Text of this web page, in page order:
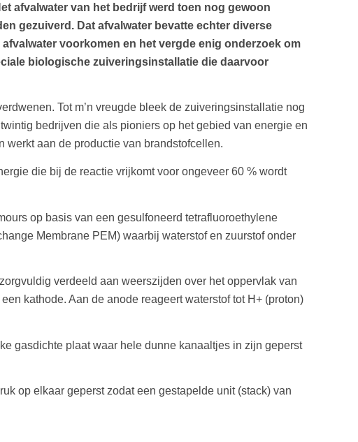
afvalwater van het bedrijf werd toen nog gewoon
gezuiverd. Dat afvalwater bevatte echter diverse
voorkomen en het vergde enig onderzoek om
biologische zuiveringsinstallatie die daarvoor
Tot m’n vreugde bleek de zuiveringsinstallatie nog
bedrijven die als pioniers op het gebied van energie en
aan de productie van brandstofcellen.
die bij de reactie vrijkomt voor ongeveer 60 % wordt
op basis van een gesulfoneerd tetrafluoroethylene
Membrane PEM) waarbij waterstof en zuurstof onder
verdeeld aan weerszijden over het oppervlak van
kathode. Aan de anode reageert waterstof tot H+ (proton)
gasdichte plaat waar hele dunne kanaaltjes in zijn geperst
op elkaar geperst zodat een gestapelde unit (stack) van